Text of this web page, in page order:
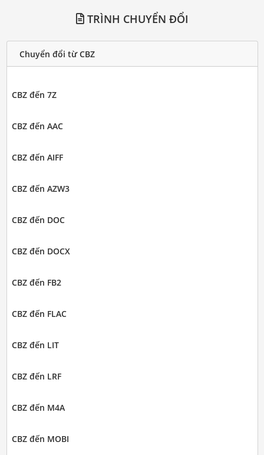
TRÌNH CHUYỂN ĐỔI
Chuyển đổi từ CBZ
CBZ đến 7Z
CBZ đến AAC
CBZ đến AIFF
CBZ đến AZW3
CBZ đến DOC
CBZ đến DOCX
CBZ đến FB2
CBZ đến FLAC
CBZ đến LIT
CBZ đến LRF
CBZ đến M4A
CBZ đến MOBI